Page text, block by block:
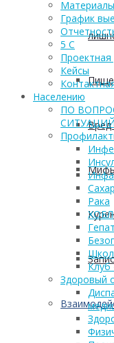
Вред
График
5 С
Проектная
Кейсы
Населению
ПО
Рака
ХОБЛ
Клуб
Здоровый